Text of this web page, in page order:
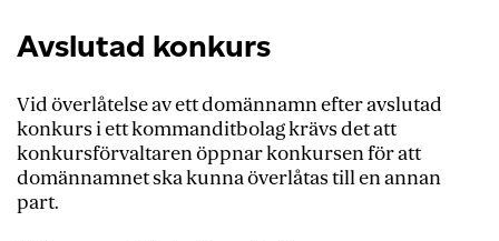
Avslutad konkurs
Vid överlåtelse av ett domännamn efter avslutad
konkurs i ett kommanditbolag krävs det att
konkursförvaltaren öppnar konkursen för att
domännamnet ska kunna överlåtas till en annan
part.